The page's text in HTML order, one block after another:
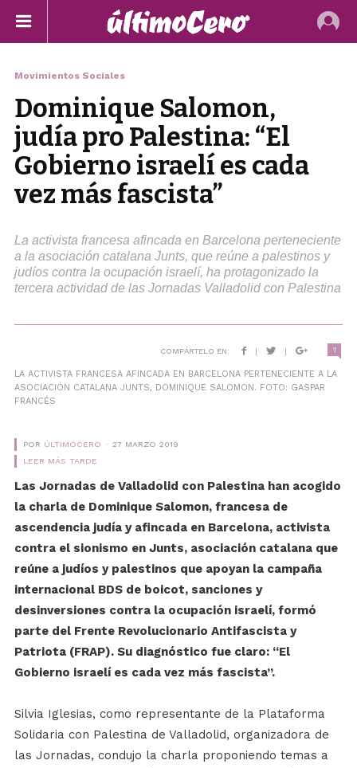
Movimientos Sociales
Dominique Salomon,
judía pro Palestina: “El
Gobierno israelí es cada
vez más fascista”
La activista francesa afincada en Barcelona perteneciente
a la asociación catalana Junts, que reúne a palestinos y
judíos contra la ocupación israelí, ha protagonizado la
tercera actividad de las Jornadas Valladolid con Palestina
COMPÁRTELO EN: | | 1
LA ACTIVISTA FRANCESA AFINCADA EN BARCELONA PERTENECIENTE A LA
ASOCIACIÓN CATALANA JUNTS, DOMINIQUE SALOMON. FOTO: GASPAR
FRANCÉS
POR ÚLTIMOCERO
27 MARZO 2019
LEER MÁS TARDE
Las Jornadas de Valladolid con Palestina han acogido
la charla de Dominique Salomon, francesa de
ascendencia judía y afincada en Barcelona, activista
contra el sionismo en Junts, asociación catalana que
reúne a judíos y palestinos que apoyan la campaña
internacional BDS de boicot, sanciones y
desinversiones contra la ocupación israelí, formó
parte del Frente Revolucionario Antifascista y
Patriota (FRAP). Su diagnóstico fue claro: “El
Gobierno israelí es cada vez más fascista”.
Silvia Iglesias, como representante de la Plataforma
Solidaria con Palestina de Valladolid, organizadora de
las Jornadas, condujo la charla proponiendo temas a